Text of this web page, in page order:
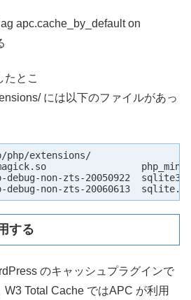
apc.cache_by_default on
たとこ
には以下のファイルがあっ
extensions/
non-zts-20050922
non-zts-20060613  sqlite.so
する
のキャッシュプラグインで
Total Cache ではAPC が利用